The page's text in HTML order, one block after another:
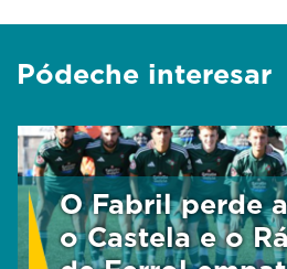
Pódeche interesar
O Fabril perde
o Castela e o